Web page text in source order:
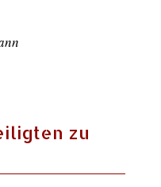
zu